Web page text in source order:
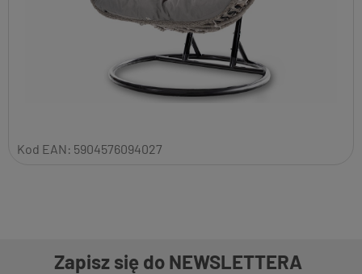
Kod EAN: 5904576094027
Zapisz się do NEWSLETTERA